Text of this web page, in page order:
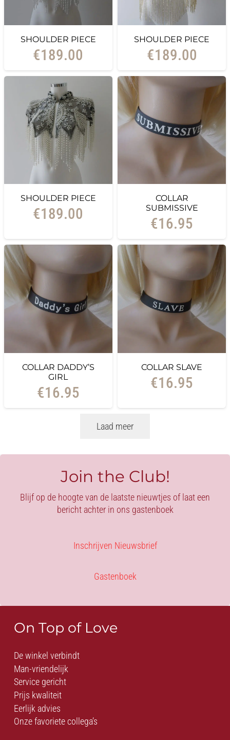
SHOULDER PIECE
€189.00
SHOULDER PIECE
€189.00
SHOULDER PIECE
€189.00
COLLAR
SUBMISSIVE
€16.95
COLLAR DADDY’S
GIRL
€16.95
COLLAR SLAVE
€16.95
Laad meer
Join the Club!
Blijf op de hoogte van de laatste nieuwtjes of laat een
bericht achter in ons gastenboek
Inschrijven Nieuwsbrief
Gastenboek
On Top of Love
De winkel verbindt
Man-vriendelijk
Service gericht
Prijs kwaliteit
Eerlijk advies
Onze favoriete collega’s